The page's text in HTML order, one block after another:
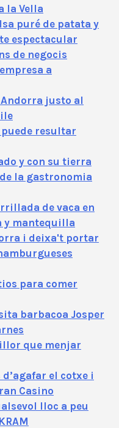
la Vella
puré de patata y
espectacular
de negocis
a
justo al
resultar
y con su tierra
la gastronomia
de vaca en
y mantequilla
i deixa't portar
para comer
barbacoa Josper
que menjar
el cotxe i
Casino
lloc a peu